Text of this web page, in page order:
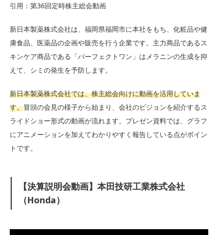
引用：第36回定時株主総会動画
新日本製薬株式会社は、福岡県福岡市に本社をもち、化粧品や健
康食品、医薬品の企画や販売を行う企業です。主力商品であるス
キンケア商品である「パーフェクトワン」はメラニンの生成を抑
えて、シミの発生を予防します。
新日本製薬株式会社では、株主総会向けに動画を活用していま
す。冒頭の会見の様子から始まり、会社のビジョンを紹介するス
ライドショー形式の動画が流れます。プレゼン資料では、グラフ
にアニメーションを加えてわかりやすく報告している点がポイン
トです。
【決算説明会動画】本田技研工業株式会社
（Honda）